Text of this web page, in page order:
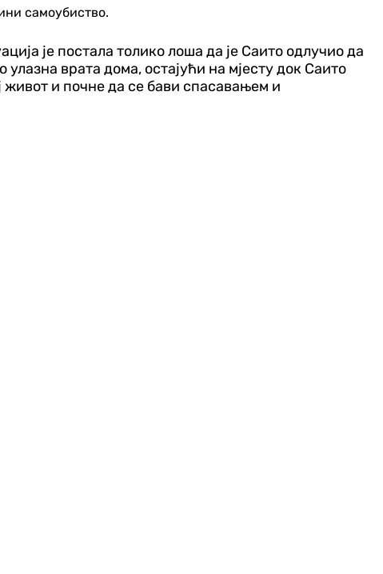
самоубиство.
је постала толико лоша да је Саито одлучио да
врата дома, остајући на мјесту док Саито
живот и почне да се бави спасавањем и